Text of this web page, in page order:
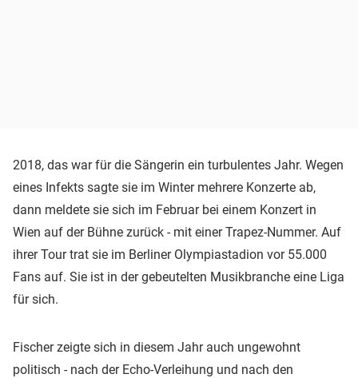
2018, das war für die Sängerin ein turbulentes Jahr. Wegen
eines Infekts sagte sie im Winter mehrere Konzerte ab,
dann meldete sie sich im Februar bei einem Konzert in
Wien auf der Bühne zurück - mit einer Trapez-Nummer. Auf
ihrer Tour trat sie im Berliner Olympiastadion vor 55.000
Fans auf. Sie ist in der gebeutelten Musikbranche eine Liga
für sich.
Fischer zeigte sich in diesem Jahr auch ungewohnt
politisch - nach der Echo-Verleihung und nach den